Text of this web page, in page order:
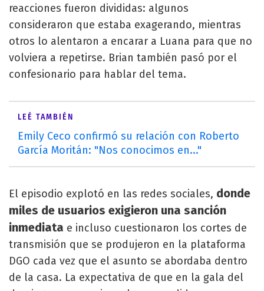
reacciones fueron divididas: algunos
consideraron que estaba exagerando, mientras
otros lo alentaron a encarar a Luana para que no
volviera a repetirse. Brian también pasó por el
confesionario para hablar del tema.
LEÉ TAMBIÉN
Emily Ceco confirmó su relación con Roberto
García Moritán: "Nos conocimos en..."
El episodio explotó en las redes sociales, donde
miles de usuarios exigieron una sanción
inmediata e incluso cuestionaron los cortes de
transmisión que se produjeron en la plataforma
DGO cada vez que el asunto se abordaba dentro
de la casa. La expectativa de que en la gala del